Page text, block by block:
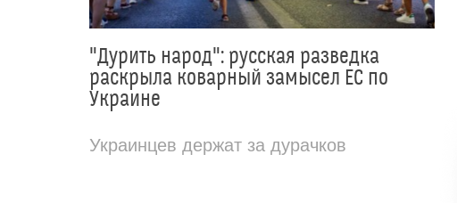
"Дурить народ": русская разведка
раскрыла коварный замысел ЕС по
Украине
Украинцев держат за дурачков